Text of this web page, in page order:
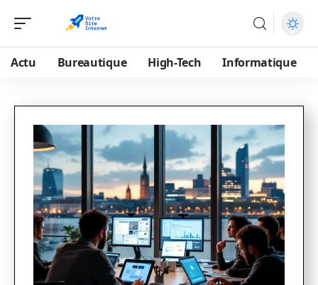
Actu Bureautique High-Tech Informatique